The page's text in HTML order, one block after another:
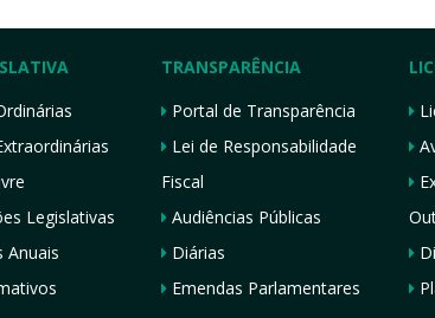
Legislativas
Anuais
TRANSPARÊNCIA
Portal de Transparência
Lei de Responsabilidade
Fiscal
Audiências Públicas
Diárias
Emendas Parlamentares